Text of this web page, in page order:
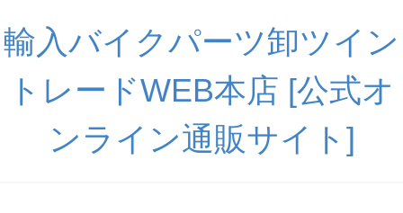
輸入バイクパーツ卸ツイン
トレードWEB本店 [公式オ
ンライン通販サイト]